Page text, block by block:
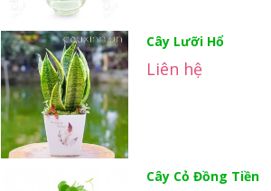
Cây Lưỡi Hổ
Liên hệ
Cây Cỏ Đồng Tiền